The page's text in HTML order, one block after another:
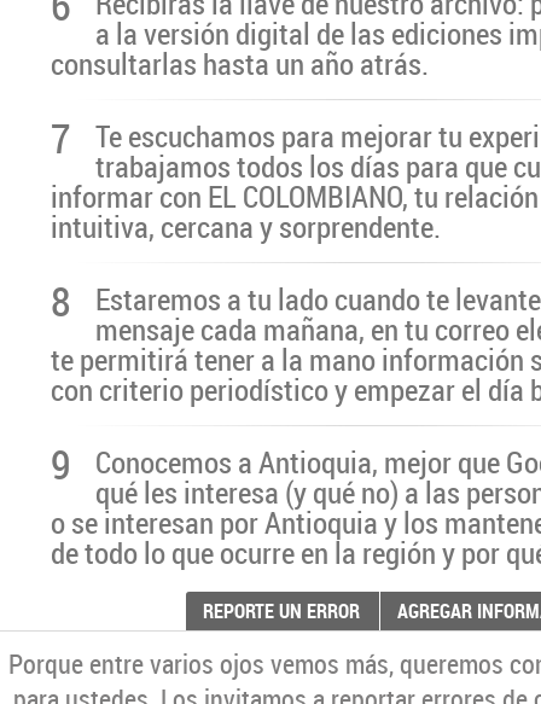
a la versión digital de las ediciones
consultarlas hasta un año atrás.
7 Te escuchamos para mejorar tu
trabajamos todos los días para que
informar con EL COLOMBIANO, tu
intuitiva, cercana y sorprendente.
8 Estaremos a tu lado cuando te
mensaje cada mañana, en tu correo
te permitirá tener a la mano información
con criterio periodístico y empezar el día
9 Conocemos a Antioquia, mejor que
qué les interesa (y qué no) a las
o se interesan por Antioquia y los
de todo lo que ocurre en la región y por
REPORTE UN ERROR AGREGAR
Porque entre varios ojos vemos más, queremos